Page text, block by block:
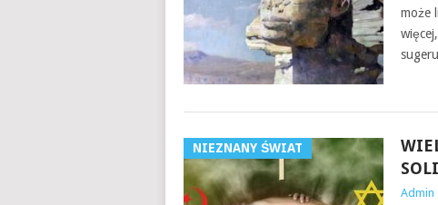
może
NIEZNANY ŚWIAT
Admin